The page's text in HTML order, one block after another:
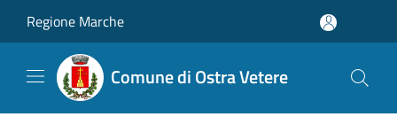
Regione Marche
Comune di Ostra Vetere